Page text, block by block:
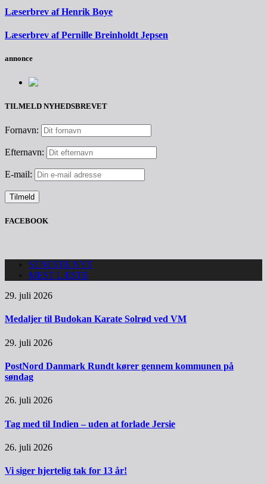
Læserbrev af Henrik Boye
Læserbrev af Pernille Breinholdt Jepsen
annonce
TILMELD NYHEDSBREVET
Fornavn:
Efternavn:
E-mail:
FACEBOOK
SENESTE NYT
MEST LÆSTE
29. juli 2026
Medaljer til Budokan Karate Solrød ved VM
29. juli 2026
PostNord Danmark Rundt kører gennem kommunen på
søndag
26. juli 2026
Tag med til Indien – uden at forlade Jersie
26. juli 2026
Vi siger hjertelig tak for 13 år!